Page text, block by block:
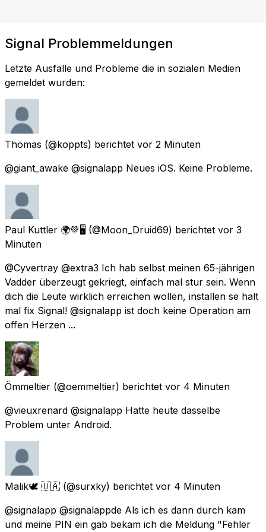
Signal Problemmeldungen
Letzte Ausfälle und Probleme die in sozialen Medien
gemeldet wurden:
Thomas (@koppts) berichtet vor 2 Minuten
@giant_awake @signalapp Neues iOS. Keine Probleme.
Paul Kuttler 🌍💚🖥️ (@Moon_Druid69) berichtet vor 3
Minuten
@Cyvertray @extra3 Ich hab selbst meinen 65-jährigen
Vadder überzeugt gekriegt, einfach mal stur sein. Wenn
dich die Leute wirklich erreichen wollen, installen se halt
mal fix Signal! @signalapp ist doch keine Operation am
offen Herzen ...
Ömmeltier (@oemmeltier) berichtet vor 4 Minuten
@vieuxrenard @signalapp Hatte heute dasselbe
Problem unter Android.
Malik🕊 🇺🇦 (@surxky) berichtet vor 4 Minuten
@signalapp @signalappde Als ich es dann durch kam
und meine PIN ein gab bekam ich die Meldung "Fehler